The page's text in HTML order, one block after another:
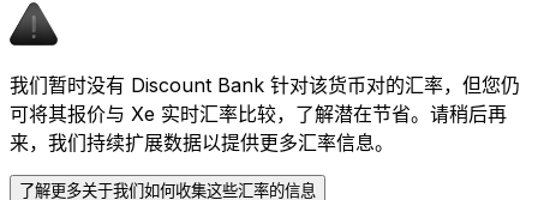
我们暂时没有 Discount Bank 针对该货币对的汇率，但您仍
可将其报价与 Xe 实时汇率比较，了解潜在节省。请稍后再
来，我们持续扩展数据以提供更多汇率信息。
了解更多关于我们如何收集这些汇率的信息